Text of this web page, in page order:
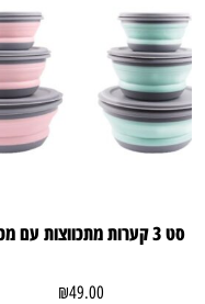
סט 3 קערות מתכווצות עם מכסה
₪49.00